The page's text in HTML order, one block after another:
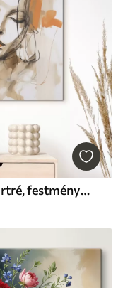
Képek Absztrakt portré, festményutánzat